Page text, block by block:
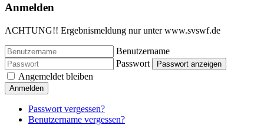
Anmelden
ACHTUNG!! Ergebnismeldung nur unter www.svswf.de
Benutzername
Passwort
Passwort anzeigen
Angemeldet bleiben
Anmelden
Passwort vergessen?
Benutzername vergessen?